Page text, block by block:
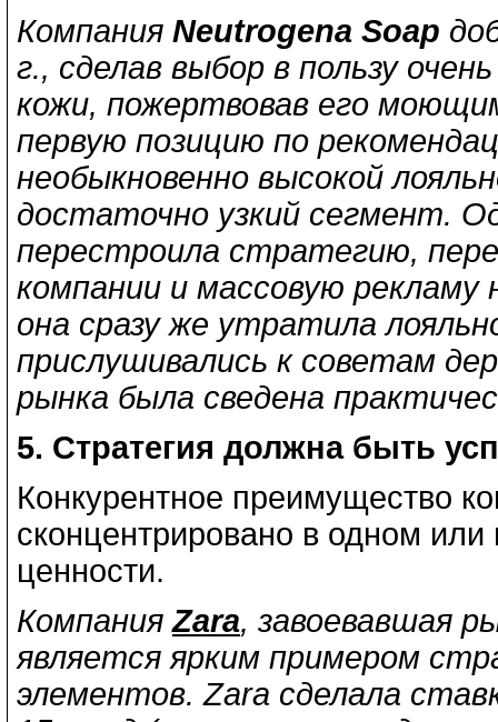
Компания Neutrogena Soap
г., сделав выбор в пользу
кожи, пожертвовав его
первую позицию по
необыкновенно высокой
достаточно узкий сегмент.
перестроила стратегию,
компании и массовую рекламу
она сразу же утратила
прислушивались к советам
рынка была сведена
5. Стратегия должна быть
Конкурентное преимущество
сконцентрировано в одном или
ценности.
КомпанияZara, завоевавшая
является ярким примером
элементов. Zara сделала